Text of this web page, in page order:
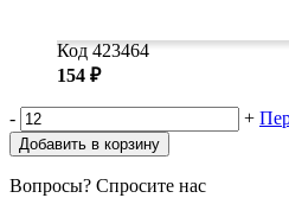
Код 423464
154 ₽
- +
Добавить в корзину
Вопросы? Спросите нас